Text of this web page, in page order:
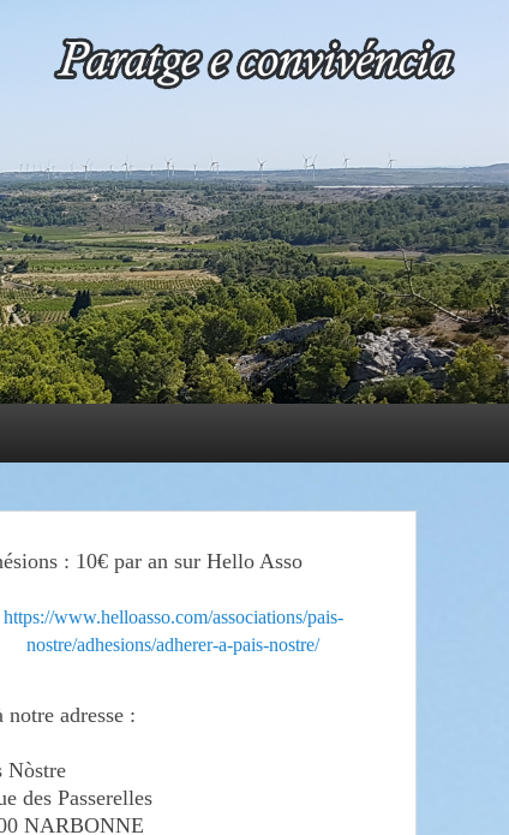
: 10€ par an sur Hello Asso
https://www.helloasso.com/associations/pais-
nostre/adhesions/adherer-a-pais-nostre/
notre adresse :
Nòstre
des Passerelles
NARBONNE